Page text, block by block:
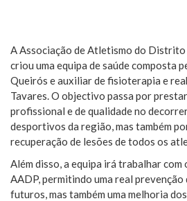
A Associação de Atletismo do
criou uma equipa de saúde composta
Queirós e auxiliar de fisioterapia e
Tavares. O objectivo passa por
profissional e de qualidade no
desportivos da região, mas também
recuperação de lesões de todos os
Além disso, a equipa irá trabalhar com
AADP, permitindo uma real
futuros, mas também uma melhoria